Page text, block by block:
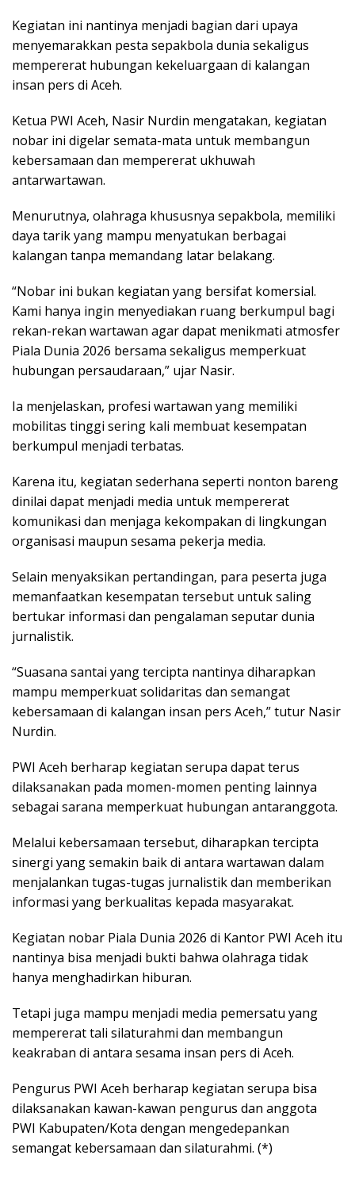
Kegiatan ini nantinya menjadi bagian dari upaya
menyemarakkan pesta sepakbola dunia sekaligus
mempererat hubungan kekeluargaan di kalangan
insan pers di Aceh.
Ketua PWI Aceh, Nasir Nurdin mengatakan, kegiatan
nobar ini digelar semata-mata untuk membangun
kebersamaan dan mempererat ukhuwah
antarwartawan.
Menurutnya, olahraga khususnya sepakbola, memiliki
daya tarik yang mampu menyatukan berbagai
kalangan tanpa memandang latar belakang.
“Nobar ini bukan kegiatan yang bersifat komersial.
Kami hanya ingin menyediakan ruang berkumpul bagi
rekan-rekan wartawan agar dapat menikmati atmosfer
Piala Dunia 2026 bersama sekaligus memperkuat
hubungan persaudaraan,” ujar Nasir.
Ia menjelaskan, profesi wartawan yang memiliki
mobilitas tinggi sering kali membuat kesempatan
berkumpul menjadi terbatas.
Karena itu, kegiatan sederhana seperti nonton bareng
dinilai dapat menjadi media untuk mempererat
komunikasi dan menjaga kekompakan di lingkungan
organisasi maupun sesama pekerja media.
Selain menyaksikan pertandingan, para peserta juga
memanfaatkan kesempatan tersebut untuk saling
bertukar informasi dan pengalaman seputar dunia
jurnalistik.
“Suasana santai yang tercipta nantinya diharapkan
mampu memperkuat solidaritas dan semangat
kebersamaan di kalangan insan pers Aceh,” tutur Nasir
Nurdin.
PWI Aceh berharap kegiatan serupa dapat terus
dilaksanakan pada momen-momen penting lainnya
sebagai sarana memperkuat hubungan antaranggota.
Melalui kebersamaan tersebut, diharapkan tercipta
sinergi yang semakin baik di antara wartawan dalam
menjalankan tugas-tugas jurnalistik dan memberikan
informasi yang berkualitas kepada masyarakat.
Kegiatan nobar Piala Dunia 2026 di Kantor PWI Aceh itu
nantinya bisa menjadi bukti bahwa olahraga tidak
hanya menghadirkan hiburan.
Tetapi juga mampu menjadi media pemersatu yang
mempererat tali silaturahmi dan membangun
keakraban di antara sesama insan pers di Aceh.
Pengurus PWI Aceh berharap kegiatan serupa bisa
dilaksanakan kawan-kawan pengurus dan anggota
PWI Kabupaten/Kota dengan mengedepankan
semangat kebersamaan dan silaturahmi. (*)